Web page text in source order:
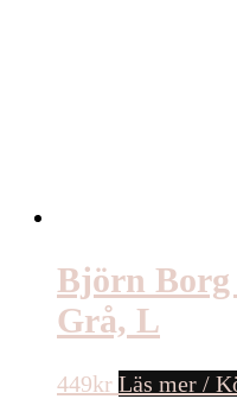
Björn
Grå, L
449kr Läs mer /